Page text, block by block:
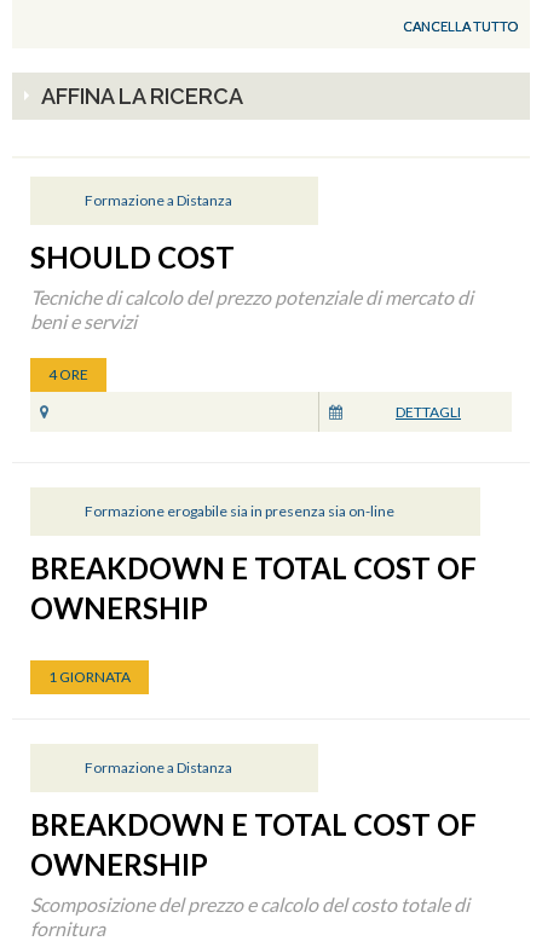
CANCELLA TUTTO
AFFINA LA RICERCA
Formazione a Distanza
SHOULD COST
Tecniche di calcolo del prezzo potenziale di mercato di
beni e servizi
4 ORE
DETTAGLI
Formazione erogabile sia in presenza sia on-line
BREAKDOWN E TOTAL COST OF
OWNERSHIP
1 GIORNATA
Formazione a Distanza
BREAKDOWN E TOTAL COST OF
OWNERSHIP
Scomposizione del prezzo e calcolo del costo totale di
fornitura